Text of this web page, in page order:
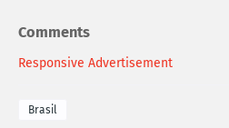
Comments
Responsive Advertisement
Brasil